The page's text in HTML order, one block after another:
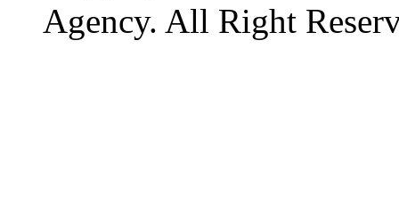
Agency. All Right